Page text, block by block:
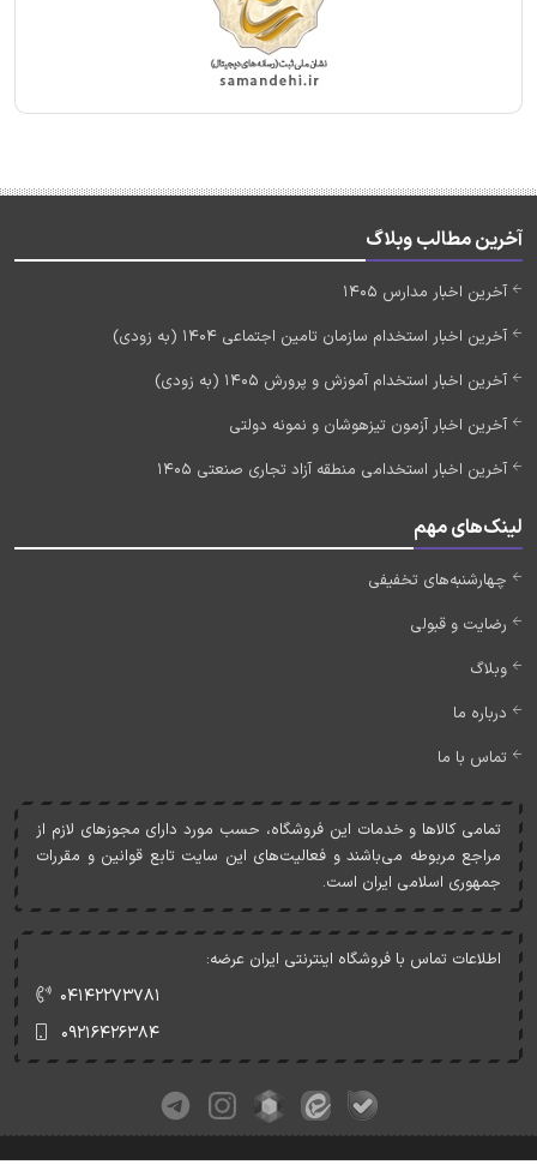
آخرین مطالب وبلاگ
آخرین اخبار مدارس 1405
آخرین اخبار استخدام سازمان تامین اجتماعی 1404 (به زودی)
آخرین اخبار استخدام آموزش و پرورش 1405 (به زودی)
آخرین اخبار آزمون تیزهوشان و نمونه دولتی
آخرین اخبار استخدامی منطقه آزاد تجاری صنعتی 1405
لینک‌های مهم
چهارشنبه‌های تخفیفی
رضایت و قبولی
وبلاگ
درباره ما
تماس با ما
تمامی کالاها و خدمات اين فروشگاه، حسب مورد دارای مجوزهای لازم از
مراجع مربوطه می‌باشند و فعاليت‌های اين سايت تابع قوانين و مقررات
جمهوری اسلامی ايران است.
اطلاعات تماس با فروشگاه اینترنتی ایران عرضه:
۰۴۱۴۲۲۷۳۷۸۱
۰۹۲۱۶۴۲۶۳۸۴